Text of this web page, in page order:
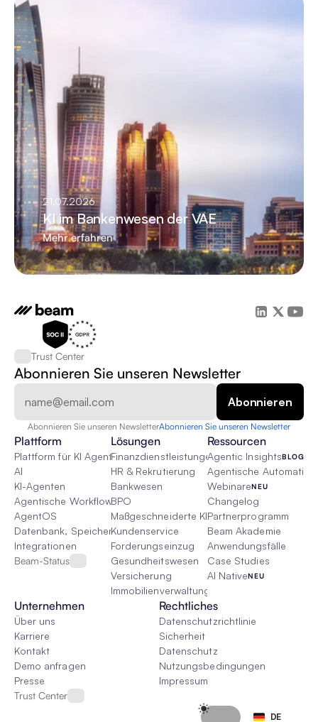
21.07.2026
KI im Bankenwesen der VAE
Mehr erfahren
Trust Center
Abonnieren Sie unseren Newsletter
Abonnieren Sie unseren NewsletterAbonnieren Sie unseren Newsletter
Plattform
Plattform für KI Agenten
AI
KI-Agenten
Agentische Workflows
AgentOS
Datenbank, Speicher & Rag
Integrationen
Beam-Status
Lösungen
Finanzdienstleistungen
HR & Rekrutierung
Bankwesen
BPO
Maßgeschneiderte KI-Lösungen
Kundenservice
Forderungseinzug
Gesundheitswesen
Versicherung
Immobilienverwaltung
Ressourcen
Agentic InsightsBLOG
Agentische
WebinareNEU
Changelog
Partnerprogramm
Beam Akademie
Anwendungsfälle
Case Studies
AI NativeNEU
Unternehmen
Über uns
Karriere
Kontakt
Demo anfragen
Presse
Trust Center
Rechtliches
Datenschutzrichtlinie
Sicherheit
Datenschutz
Nutzungsbedingungen
Impressum
DE